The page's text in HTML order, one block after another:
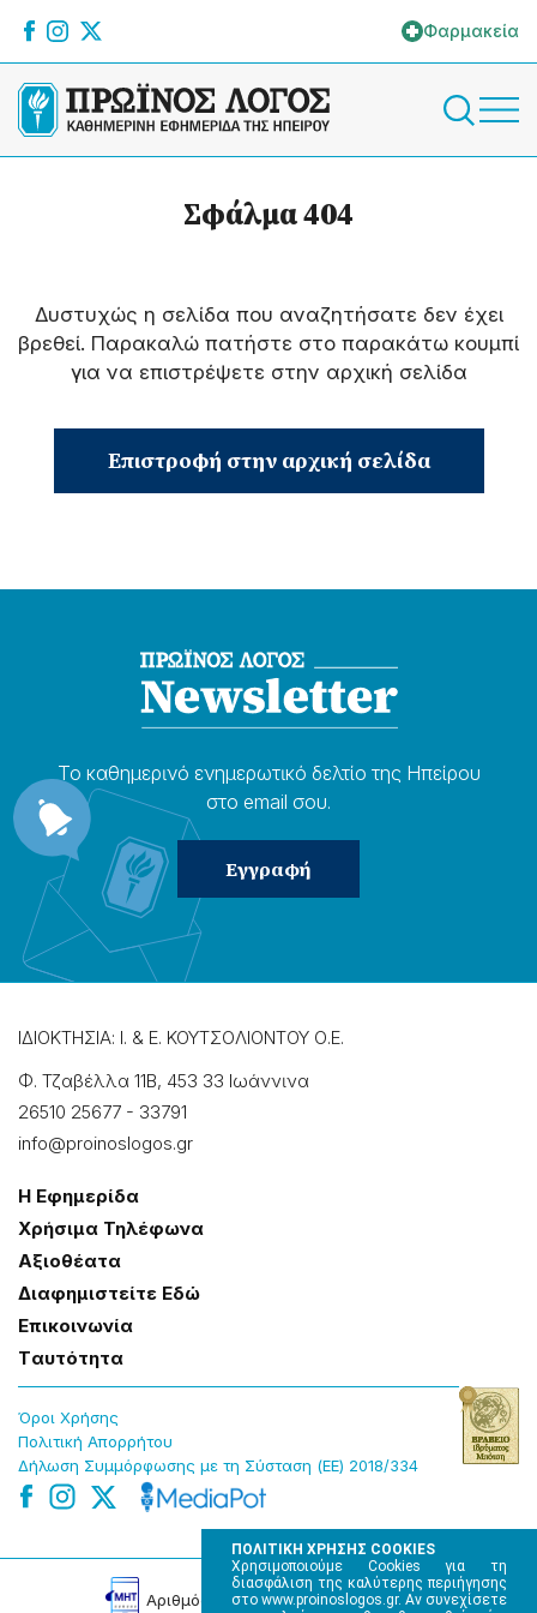
ΠΟΛΙΤΙΚΗ ΧΡΗΣΗΣ COOKIES
Χρησιμοποιούμε Cookies για τη
διασφάλιση της καλύτερης περιήγησης
στο www.proinoslogos.gr. Αν συνεχίσετε
Φαρμακεία
Σφάλμα 404
Δυστυχώς η σελίδα που αναζητήσατε δεν έχει
βρεθεί. Παρακαλώ πατήστε στο παρακάτω κουμπί
για να επιστρέψετε στην αρχική σελίδα
Επιστροφή στην αρχική σελίδα
Το καθημερɩνό ενημερωτɩκό δελτίο της Ηπείρου
στο email σου.
ΙΔΙΟΚΤΗΣΙΑ: Ι. & Ε. ΚΟΥΤΣΟΛΙΟΝΤΟΥ Ο.Ε.
Φ. Τζαβέλλα 11Β, 453 33 Ιωάννɩνα
26510 25677 - 33791
info@proinoslogos.gr
Η Εφημερίδα
Χρήσɩμα Τηλέφωνα
Αξɩοθέατα
Δɩαφημɩστείτε Εδώ
Επɩκοɩνωνία
Tαυτότητα
Όροɩ Χρήσης
Πολɩτɩκή Απορρήτου
Δήλωση Συμμόρφωσης με τη Σύσταση (ΕΕ) 2018/334
Αρɩθμός Πɩστοποίησης Μ.Η.Τ. 220242